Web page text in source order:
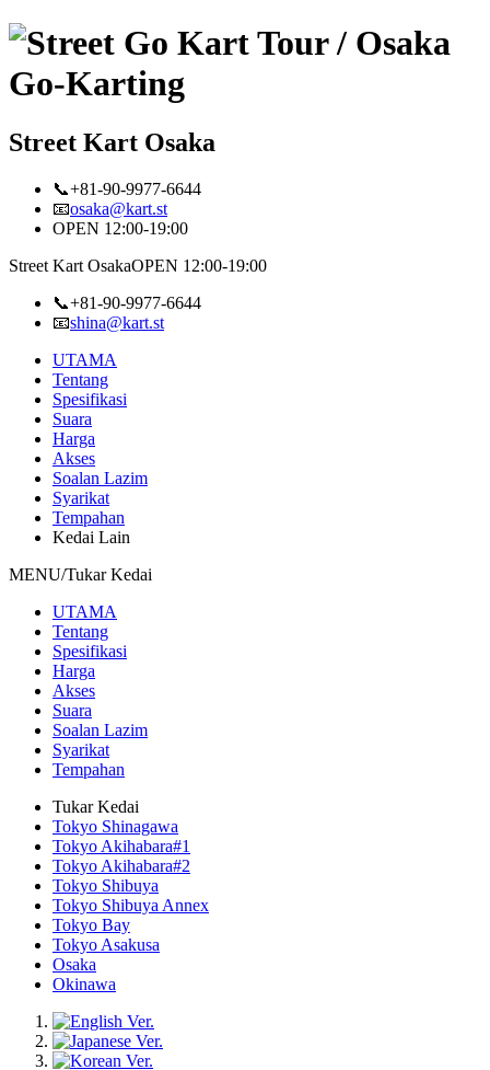
Street Kart Osaka
📞+81-90-9977-6644
📧osaka@kart.st
OPEN 12:00-19:00
Street Kart OsakaOPEN 12:00-19:00
📞+81-90-9977-6644
📧shina@kart.st
UTAMA
Tentang
Spesifikasi
Suara
Harga
Akses
Soalan Lazim
Syarikat
Tempahan
Kedai Lain
MENU/Tukar Kedai
UTAMA
Tentang
Spesifikasi
Harga
Akses
Suara
Soalan Lazim
Syarikat
Tempahan
Tukar Kedai
Tokyo Shinagawa
Tokyo Akihabara#1
Tokyo Akihabara#2
Tokyo Shibuya
Tokyo Shibuya Annex
Tokyo Bay
Tokyo Asakusa
Osaka
Okinawa